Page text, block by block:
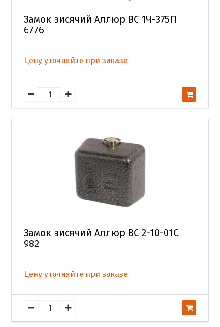
Замок висячий Аллюр ВС 1Ч-375П
6776
Цену уточняйте при заказе
Замок висячий Аллюр ВС 2-10-01С
982
Цену уточняйте при заказе